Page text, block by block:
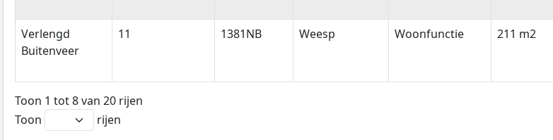
Verlengd
Buitenveer
11 1381NB Weesp Woonfunctie 211 m2
Toon 1 tot 8 van 20 rijen
Toon
rijen